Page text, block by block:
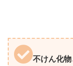
不けん化物